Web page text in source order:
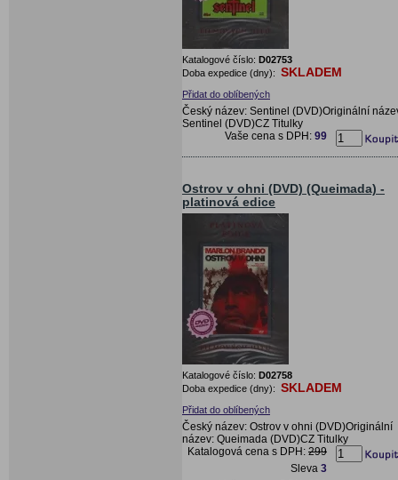
Katalogové číslo: D02753
Doba expedice (dny): SKLADEM
Přidat do oblíbených
Český název: Sentinel (DVD)Originální
Sentinel (DVD)CZ Titulky
Vaše cena s DPH: 99
Ostrov v ohni (DVD) (Queimada) -
platinová edice
Katalogové číslo: D02758
Doba expedice (dny): SKLADEM
Přidat do oblíbených
Český název: Ostrov v ohni (DVD)Originální
název: Queimada (DVD)CZ Titulky
Katalogová cena s DPH: 299
Sleva 3